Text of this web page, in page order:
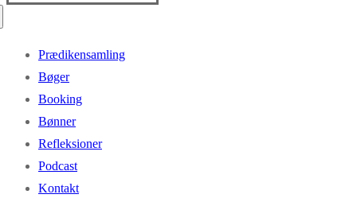
Prædikensamling
Bøger
Booking
Bønner
Refleksioner
Podcast
Kontakt